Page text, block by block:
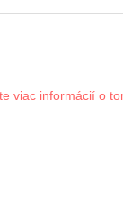
viac informácií o